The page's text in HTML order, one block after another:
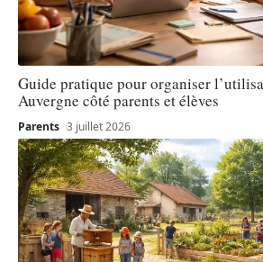
Guide pratique pour organiser
Auvergne côté parents et élèves
Parents 3 juillet 2026